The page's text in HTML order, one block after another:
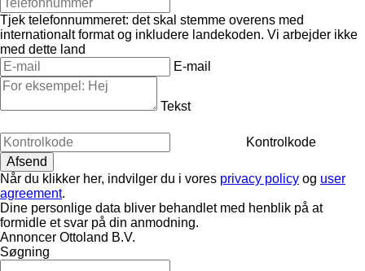
Tjek telefonnummeret: det skal stemme overens med
internationalt format og inkludere landekoden. Vi arbejder ikke
med dette land
E-mail
Tekst
Kontrolkode
Når du klikker her, indvilger du i vores privacy policy og user
agreement.
Dine personlige data bliver behandlet med henblik på at
formidle et svar på din anmodning.
Annoncer Ottoland B.V.
Søgning